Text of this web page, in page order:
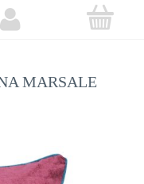
MARSALE